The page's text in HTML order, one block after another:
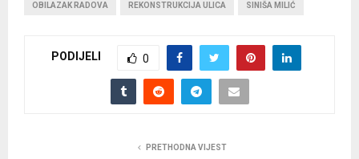
OBILAZAK RADOVA REKONSTRUKCIJA ULICA SINIŠA MILIĆ
PODIJELI 0
PRETHODNA VIJEST